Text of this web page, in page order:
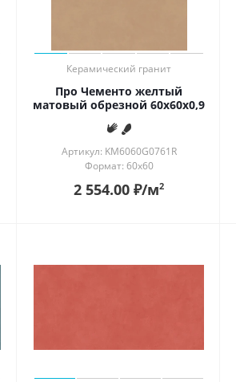
Керамический гранит
Про Чементо желтый
матовый обрезной 60x60x0,9
Артикул: KM6060G0761R
Формат: 60x60
2 554.00 ₽/м2